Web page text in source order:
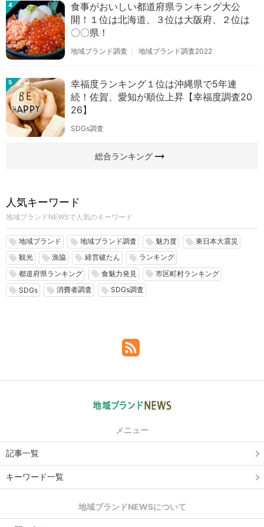
4
食事がおいしい都道府県ランキング大公
開！１位は北海道、３位は大阪府、２位は
〇〇県！
地域ブランド調査 地域ブランド調査2022
5
幸福度ランキング１位は沖縄県で5年連
続！佐賀、愛知が順位上昇【幸福度調査20
26】
SDGs調査
総合ランキングarrow_right_alt
人気キーワード
地域ブランドNEWSで人気のキーワード
local_offer 地域ブランド local_offer 地域ブランド調査 local_offer 魅力度 local_offer 東日本大震災
local_offer 観光 local_offer 漁協 local_offer 経営破たん local_offer ランキング
local_offer 都道府県ランキング local_offer 食魅力発見 local_offer 市区町村ランキング
local_offer SDGs local_offer 消費者調査 local_offer SDGs調査
メニュー
記事一覧
キーワード一覧
地域ブランドNEWSについて